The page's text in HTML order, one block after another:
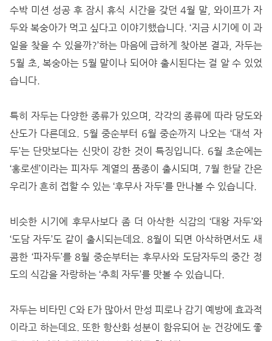
수박 미션 성공 후 잠시 휴식 시간을 갖던 4월 말, 와이프가 자
두와 복숭아가 먹고 싶다고 이야기했습니다. ‘지금 시기에 이 과
일을 찾을 수 있을까?’하는 마음에 급하게 찾아본 결과, 자두는
5월 초, 복숭아는 5월 말이나 되어야 출시된다는 걸 알 수 있었
습니다.
특히 자두는 다양한 종류가 있으며, 각각의 종류에 따라 당도와
산도가 다른데요. 5월 중순부터 6월 중순까지 나오는 ‘대석 자
두’는 단맛보다는 신맛이 강한 것이 특징입니다. 6월 초순에는
‘홍로센’이라는 피자두 계열의 품종이 출시되며, 7월 한달 간은
우리가 흔히 접할 수 있는 ‘후무사 자두’를 만나볼 수 있습니다.
비슷한 시기에 후무사보다 좀 더 아삭한 식감의 ‘대왕 자두’와
‘도담 자두’도 같이 출시되는데요. 8월이 되면 아삭하면서도 새
콤한 ‘파자두’를 8월 중순부터는 후무사와 도담자두의 중간 정
도의 식감을 자랑하는 ‘추희 자두’를 맛볼 수 있습니다.
자두는 비타민 C와 E가 많아서 만성 피로나 감기 예방에 효과적
이라고 하는데요. 또한 항산화 성분이 함유되어 눈 건강에도 좋